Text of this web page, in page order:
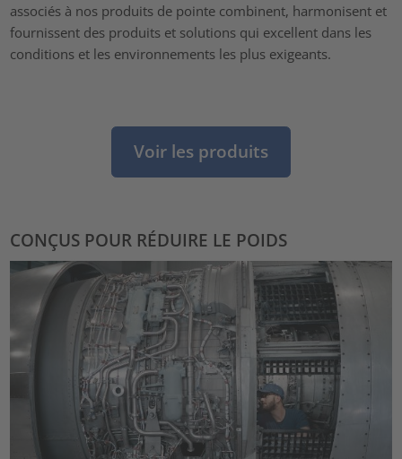
associés à nos produits de pointe combinent, harmonisent et
fournissent des produits et solutions qui excellent dans les
conditions et les environnements les plus exigeants.
Voir les produits
CONÇUS POUR RÉDUIRE LE POIDS